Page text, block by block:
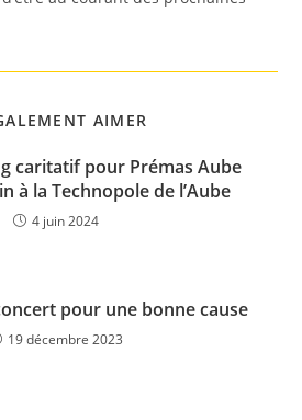
AIMER
caritatif pour Prémas Aube
à la Technopole de l’Aube
4 juin 2024
pour une bonne cause
19 décembre 2023